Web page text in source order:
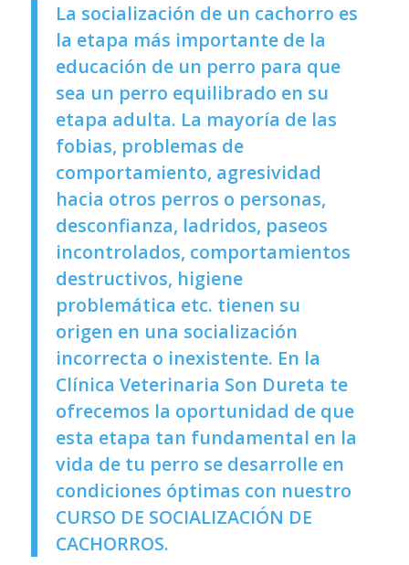
La socialización de un cachorro es
la etapa más importante de la
educación de un perro para que
sea un perro equilibrado en su
etapa adulta. La mayoría de las
fobias, problemas de
comportamiento, agresividad
hacia otros perros o personas,
desconfianza, ladridos, paseos
incontrolados, comportamientos
destructivos, higiene
problemática etc. tienen su
origen en una socialización
incorrecta o inexistente. En la
Clínica Veterinaria Son Dureta te
ofrecemos la oportunidad de que
esta etapa tan fundamental en la
vida de tu perro se desarrolle en
condiciones óptimas con nuestro
CURSO DE SOCIALIZACIÓN DE
CACHORROS.